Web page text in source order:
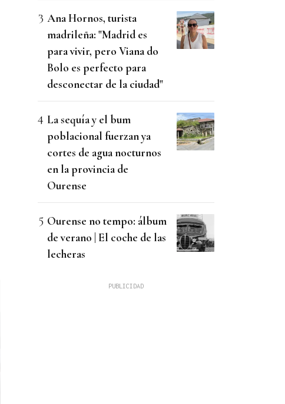
Ana Hornos, turista
madrileña: "Madrid es
para vivir, pero Viana do
Bolo es perfecto para
desconectar de la ciudad"
La sequía y el bum
poblacional fuerzan ya
cortes de agua nocturnos
en la provincia de
Ourense
Ourense no tempo: álbum
de verano | El coche de las
lecheras